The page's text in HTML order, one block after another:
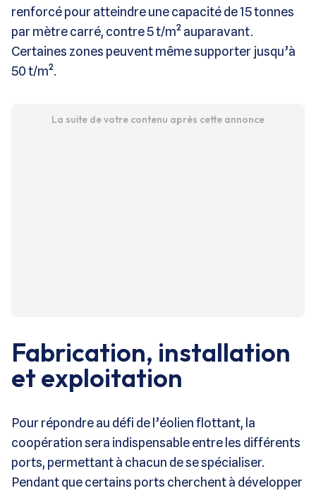
renforcé pour atteindre une capacité de 15 tonnes
par mètre carré, contre 5 t/m² auparavant.
Certaines zones peuvent même supporter jusqu’à
50 t/m².
La suite de votre contenu après cette annonce
Fabrication, installation
et exploitation
Pour répondre au défi de l’éolien flottant, la
coopération sera indispensable entre les différents
ports, permettant à chacun de se spécialiser.
Pendant que certains ports cherchent à développer